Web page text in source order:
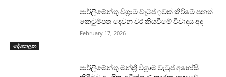
දේශපාලන
පාර්ලිමේන්තු විශ්‍රාම වැටුප් ඉවත් කිරීමේ පනත්
කෙටුම්පත දෙවන වර කියවීමේ විවාදය අද
February 17, 2026
පාර්ලිමේන්තු මන්ත්‍රී විශ්‍රාම වැටුප් අහෝසි